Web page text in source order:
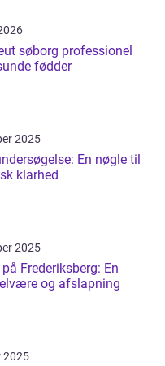
professionel
fødder
2025
En nøgle til
klarhed
2025
Frederiksberg: En
og afslapning
2025